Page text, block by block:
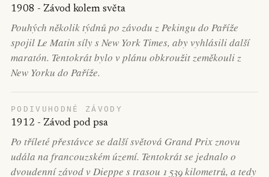
1908 - Závod kolem světa
Pouhých několik týdnů po závodu z Pekingu do Paříže
spojil Le Matin síly s New York Times, aby vyhlásili další
maratón. Tentokrát bylo v plánu obkroužit zeměkouli z
New Yorku do Paříže.
PODIVUHODNÉ ZÁVODY
1912 - Závod pod psa
Po tříleté přestávce se další světová Grand Prix znovu
udála na francouzském území. Tentokrát se jednalo o
dvoudenní závod v Dieppe s trasou 1 539 kilometrů, a tedy